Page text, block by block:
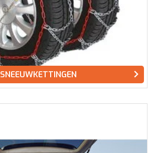
SNEEUWKETTINGEN